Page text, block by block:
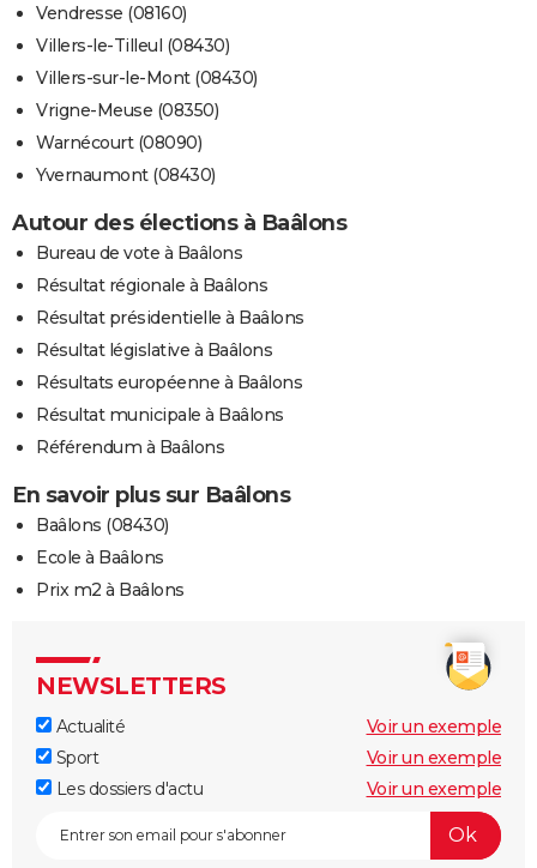
Vendresse (08160)
Villers-le-Tilleul (08430)
Villers-sur-le-Mont (08430)
Vrigne-Meuse (08350)
Warnécourt (08090)
Yvernaumont (08430)
Autour des élections à Baâlons
Bureau de vote à Baâlons
Résultat régionale à Baâlons
Résultat présidentielle à Baâlons
Résultat législative à Baâlons
Résultats européenne à Baâlons
Résultat municipale à Baâlons
Référendum à Baâlons
En savoir plus sur Baâlons
Baâlons (08430)
Ecole à Baâlons
Prix m2 à Baâlons
NEWSLETTERS
Actualité
Voir un exemple
Sport
Voir un exemple
Les dossiers d'actu
Voir un exemple